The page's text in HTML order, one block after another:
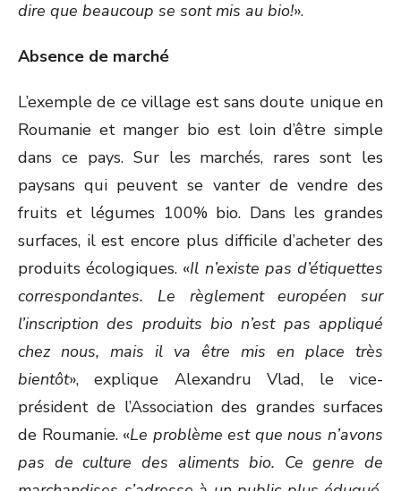
dire que beaucoup se sont mis au bio!».
Absence de marché
L’exemple de ce village est sans doute unique en
Roumanie et manger bio est loin d’être simple
dans ce pays. Sur les marchés, rares sont les
paysans qui peuvent se vanter de vendre des
fruits et légumes 100% bio. Dans les grandes
surfaces, il est encore plus difficile d’acheter des
produits écologiques. «Il n’existe pas d’étiquettes
correspondantes. Le règlement européen sur
l’inscription des produits bio n’est pas appliqué
chez nous, mais il va être mis en place très
bientôt», explique Alexandru Vlad, le vice-
président de l’Association des grandes surfaces
de Roumanie. «Le problème est que nous n’avons
pas de culture des aliments bio. Ce genre de